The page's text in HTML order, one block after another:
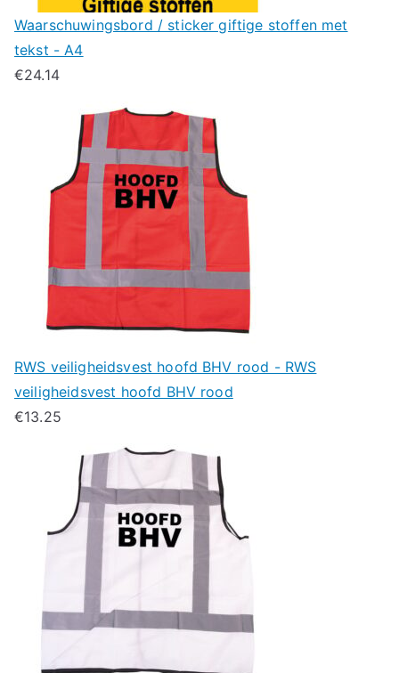
Waarschuwingsbord / sticker giftige stoffen met
tekst - A4
€24.14
RWS veiligheidsvest hoofd BHV rood - RWS
veiligheidsvest hoofd BHV rood
€13.25